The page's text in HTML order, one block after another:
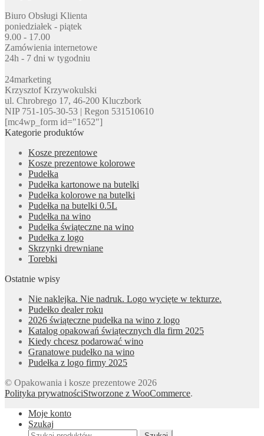
Biuro Obsługi Klienta
poniedziałek - piątek
9.00 - 17.00
Zamówienia internetowe
24h - 7 dni w tygodniu
24marketing
Krzysztof Krzywokulski
ul. Chrobrego 17, 46-200 Kluczbork
NIP 751-105-30-53 | Regon 531510610
[mc4wp_form id="1652"]
Kategorie produktów
Kosze prezentowe
Kosze prezentowe kolorowe
Pudełka
Pudełka kartonowe na butelki
Pudełka kolorowe na butelki
Pudełka na butelki 0.5L
Pudełka na wino
Pudełka świąteczne na wino
Pudełka z logo
Skrzynki drewniane
Torebki
Ostatnie wpisy
Nie naklejka. Nie nadruk. Logo wycięte w tekturze.
Pudełko dealer roku
2026 świąteczne pudełka na wino z logo
Katalog opakowań świątecznych dla firm 2025
Kiedy chcesz podarować wino
Granatowe pudełko na wino
Pudełka z logo firmy 2025
© Opakowania i kosze prezentowe 2026
Polityka prywatnościStworzone z WooCommerce.
Moje konto
Szukaj
Szukaj: